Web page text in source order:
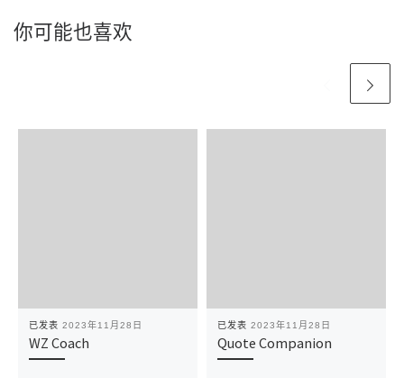
你可能也喜欢
已发表 2023年11月28日
WZ Coach
已发表 2023年11月28日
Quote Companion